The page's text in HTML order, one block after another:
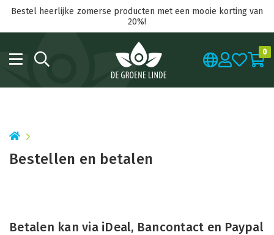
Bestel heerlijke zomerse producten met een mooie korting van
20%!
0
Bestellen en betalen
Betalen kan via iDeal, Bancontact en Paypal